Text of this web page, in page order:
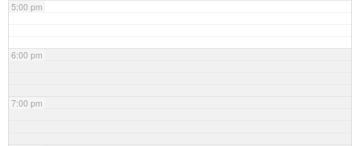
5:00 pm
6:00 pm
7:00 pm